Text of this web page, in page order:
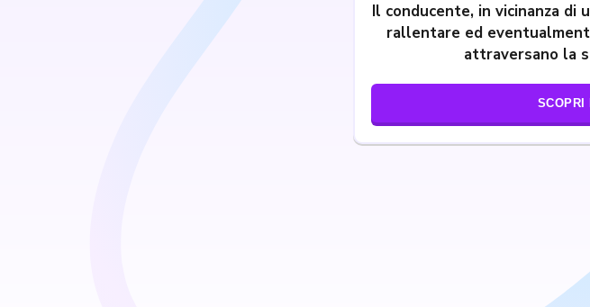
Il conducente, in vicinanza
rallentare ed
attraversano la
SCOPRI